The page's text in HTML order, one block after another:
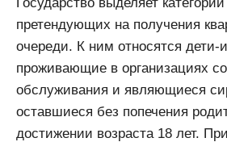
претендующих на получения
очереди. К ним относятся дети-
проживающие в организациях
обслуживания и являющиеся
оставшиеся без попечения
достижении возраста 18 лет.